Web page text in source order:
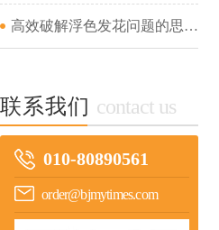
高效破解浮色发花问题的思路及案例分析（一）...
联系我们 contact us
010-80890561
order@bjmytimes.com